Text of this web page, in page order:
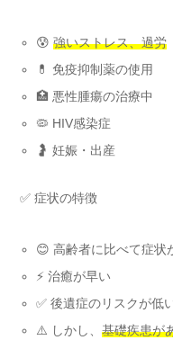
😰強いストレス、過労
💊 免疫抑制薬の使用
🏥 悪性腫瘍の治療中
🦠 HIV感染症
🤰 妊娠・出産
✅ 症状の特徴
😊 高齢者に比べて症状
⚡ 治癒が早い
✅ 後遺症のリスクが低
⚠️ しかし、基礎疾患が